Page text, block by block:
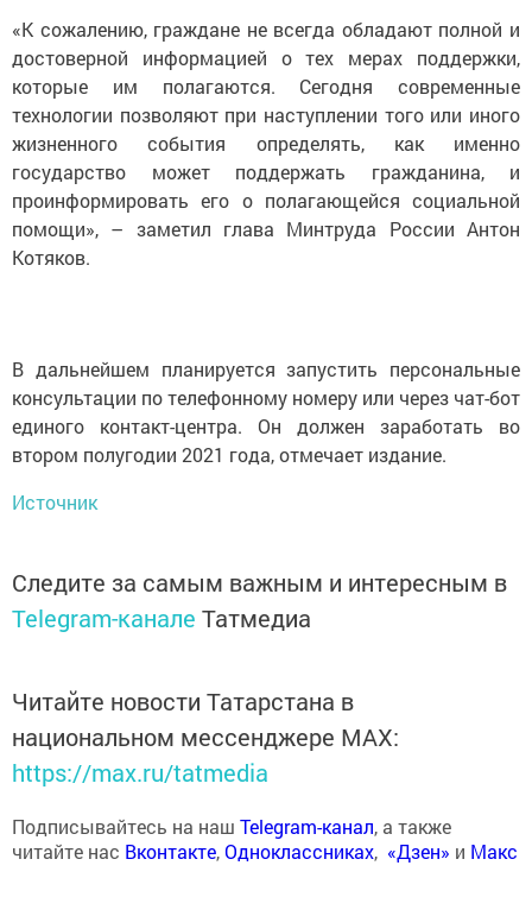
«К сожалению, граждане не всегда обладают полной и
достоверной информацией о тех мерах поддержки,
которые им полагаются. Сегодня современные
технологии позволяют при наступлении того или иного
жизненного события определять, как именно
государство может поддержать гражданина, и
проинформировать его о полагающейся социальной
помощи», – заметил глава Минтруда России Антон
Котяков.
В дальнейшем планируется запустить персональные
консультации по телефонному номеру или через чат-бот
единого контакт-центра. Он должен заработать во
втором полугодии 2021 года, отмечает издание.
Источник
Следите за самым важным и интересным в
Telegram-канале Татмедиа
Читайте новости Татарстана в
национальном мессенджере MАХ:
https://max.ru/tatmedia
Подписывайтесь на наш Telegram-канал, а также
читайте нас Вконтакте,Одноклассниках, «Дзен» и Макс